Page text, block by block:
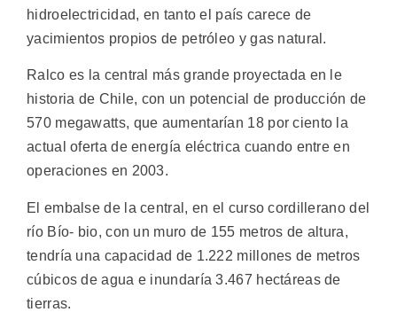
hidroelectricidad, en tanto el país carece de
yacimientos propios de petróleo y gas natural.
Ralco es la central más grande proyectada en le
historia de Chile, con un potencial de producción de
570 megawatts, que aumentarían 18 por ciento la
actual oferta de energía eléctrica cuando entre en
operaciones en 2003.
El embalse de la central, en el curso cordillerano del
río Bío- bio, con un muro de 155 metros de altura,
tendría una capacidad de 1.222 millones de metros
cúbicos de agua e inundaría 3.467 hectáreas de
tierras.